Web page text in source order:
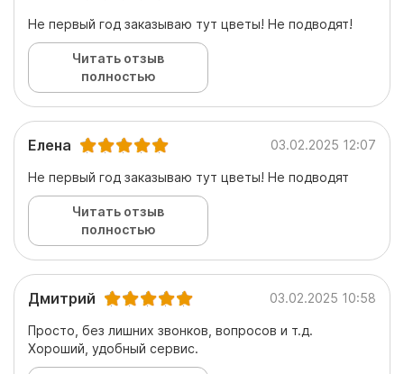
Не первый год заказываю тут цветы! Не подводят!
Читать отзыв
полностью
Елена 03.02.2025 12:07
Не первый год заказываю тут цветы! Не подводят
Читать отзыв
полностью
Дмитрий 03.02.2025 10:58
Просто, без лишних звонков, вопросов и т.д.
Хороший, удобный сервис.